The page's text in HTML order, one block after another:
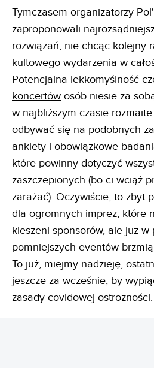
Tymczasem organizatorzy
zaproponowali
rozwiązań, nie chcąc kolejny
kultowego wydarzenia w
Potencjalna lekkomyślność
koncertów osób niesie za
w najbliższym czasie
odbywać się na podobnych
ankiety i obowiązkowe
które powinny dotyczyć
zaszczepionych (bo ci wciąż
zarażać). Oczywiście, to zbyt
dla ogromnych imprez, które
kieszeni sponsorów, ale już w
pomniejszych eventów
To już, miejmy nadzieję,
jeszcze za wcześnie, by
zasady covidowej ostrożności.